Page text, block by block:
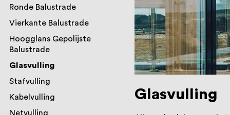
Glasvulling
Ronde Balustrade
Vierkante Balustrade
Hoogglans Gepolijste
Balustrade
Glasvulling
Stafvulling
Kabelvulling
Netvulling